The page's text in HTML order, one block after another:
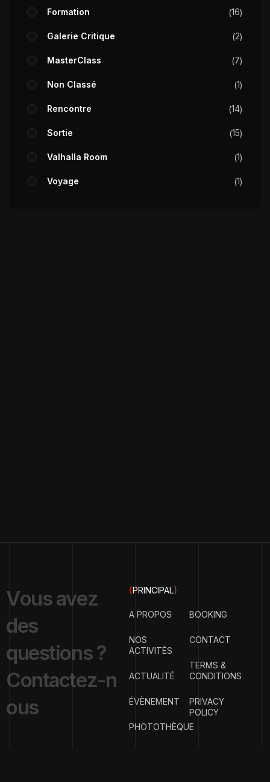
Formation 16
Galerie Critique 2
MasterClass 7
Non Classé 1
Rencontre 14
Sortie 15
Valhalla Room 1
Voyage 1
Vousavez
des
questions?
Contactez-n
ous
{PRINCIPAL}
A PROPOS
NOS
ACTIVITÉS
ACTUALITÉ
ÉVÈNEMENT
PHOTOTHÈQUE
BOOKING
CONTACT
TERMS &
CONDITIONS
PRIVACY
POLICY